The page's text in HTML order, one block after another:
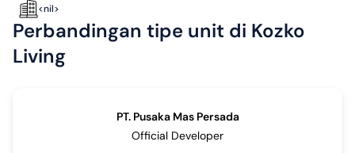
<nil>
Perbandingan tipe unit di Kozko
Living
PT. Pusaka Mas Persada
Official Developer